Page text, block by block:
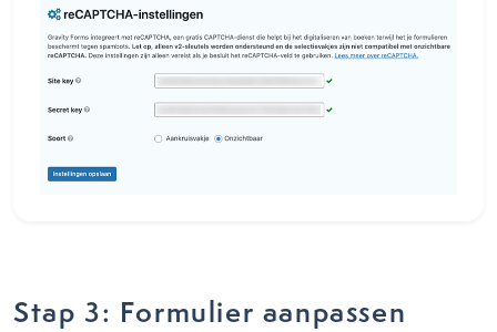
Stap 3: Formulier aanpassen